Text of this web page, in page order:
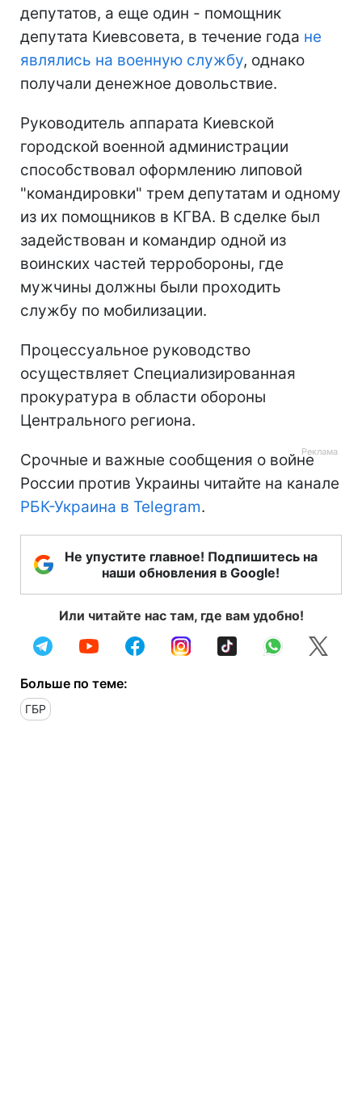
депутатов, а еще один - помощник
депутата Киевсовета, в течение года не
являлись на военную службу, однако
получали денежное довольствие.
Руководитель аппарата Киевской
городской военной администрации
способствовал оформлению липовой
"командировки" трем депутатам и одному
из их помощников в КГВА. В сделке был
задействован и командир одной из
воинских частей терробороны, где
мужчины должны были проходить
службу по мобилизации.
Процессуальное руководство
осуществляет Специализированная
прокуратура в области обороны
Центрального региона.
Срочные и важные сообщения о войне
России против Украины читайте на канале
РБК-Украина в Telegram.
Не упустите главное! Подпишитесь на
наши обновления в Google!
Или читайте нас там, где вам удобно!
Больше по теме:
ГБР